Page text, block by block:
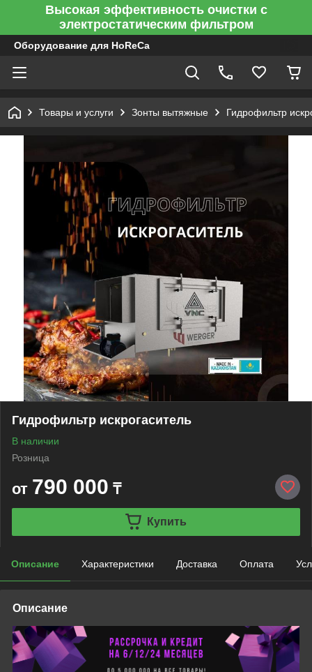
Высокая эффективность очистки с
электростатическим фильтром
Оборудование для HoReCa
Товары и услуги Зонты вытяжные Гидрофильтр
Гидрофильтр искрогаситель
В наличии
Розница
от 790 000 ₸
Купить
Описание Характеристики Доставка Оплата
Описание